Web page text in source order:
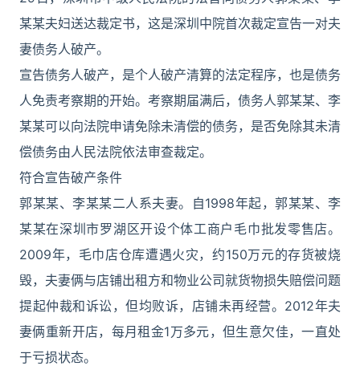
某某夫妇送达裁定书，这是深圳中院首次裁定宣告一对夫
妻债务人破产。
宣告债务人破产，是个人破产清算的法定程序，也是债务
人免责考察期的开始。考察期届满后，债务人郭某某、李
某某可以向法院申请免除未清偿的债务，是否免除其未清
偿债务由人民法院依法审查裁定。
符合宣告破产条件
郭某某、李某某二人系夫妻。自1998年起，郭某某、李
某某在深圳市罗湖区开设个体工商户毛巾批发零售店。
2009年，毛巾店仓库遭遇火灾，约150万元的存货被烧
毁，夫妻俩与店铺出租方和物业公司就货物损失赔偿问题
提起仲裁和诉讼，但均败诉，店铺未再经营。2012年夫
妻俩重新开店，每月租金1万多元，但生意欠佳，一直处
于亏损状态。